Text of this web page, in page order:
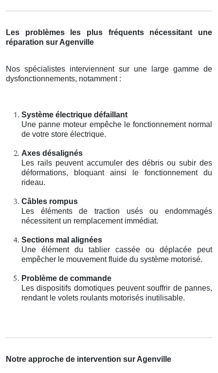
Les problèmes les plus fréquents nécessitant une
réparation sur Agenville
Nos spécialistes interviennent sur une large gamme de
dysfonctionnements, notamment :
Système électrique défaillant
Une panne moteur empêche le fonctionnement normal
de votre store électrique.
Axes désalignés
Les rails peuvent accumuler des débris ou subir des
déformations, bloquant ainsi le fonctionnement du
rideau.
Câbles rompus
Les éléments de traction usés ou endommagés
nécessitent un remplacement immédiat.
Sections mal alignées
Une élément du tablier cassée ou déplacée peut
empêcher le mouvement fluide du système motorisé.
Problème de commande
Les dispositifs domotiques peuvent souffrir de pannes,
rendant le volets roulants motorisés inutilisable.
Notre approche de intervention sur Agenville